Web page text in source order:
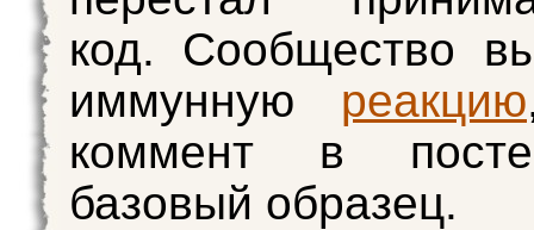
код. Сообщество
иммунную реакцию
коммент в
базовый образец.